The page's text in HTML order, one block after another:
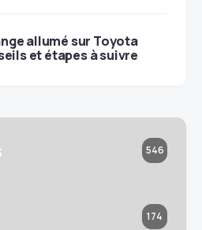
allumé sur Toyota
et étapes à suivre
546
174